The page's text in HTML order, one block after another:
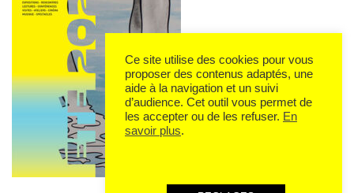
Ce site utilise des cookies pour vous
proposer des contenus adaptés, une
aide à la navigation et un suivi
d’audience. Cet outil vous permet de
les accepter ou de les refuser. En
savoir plus.